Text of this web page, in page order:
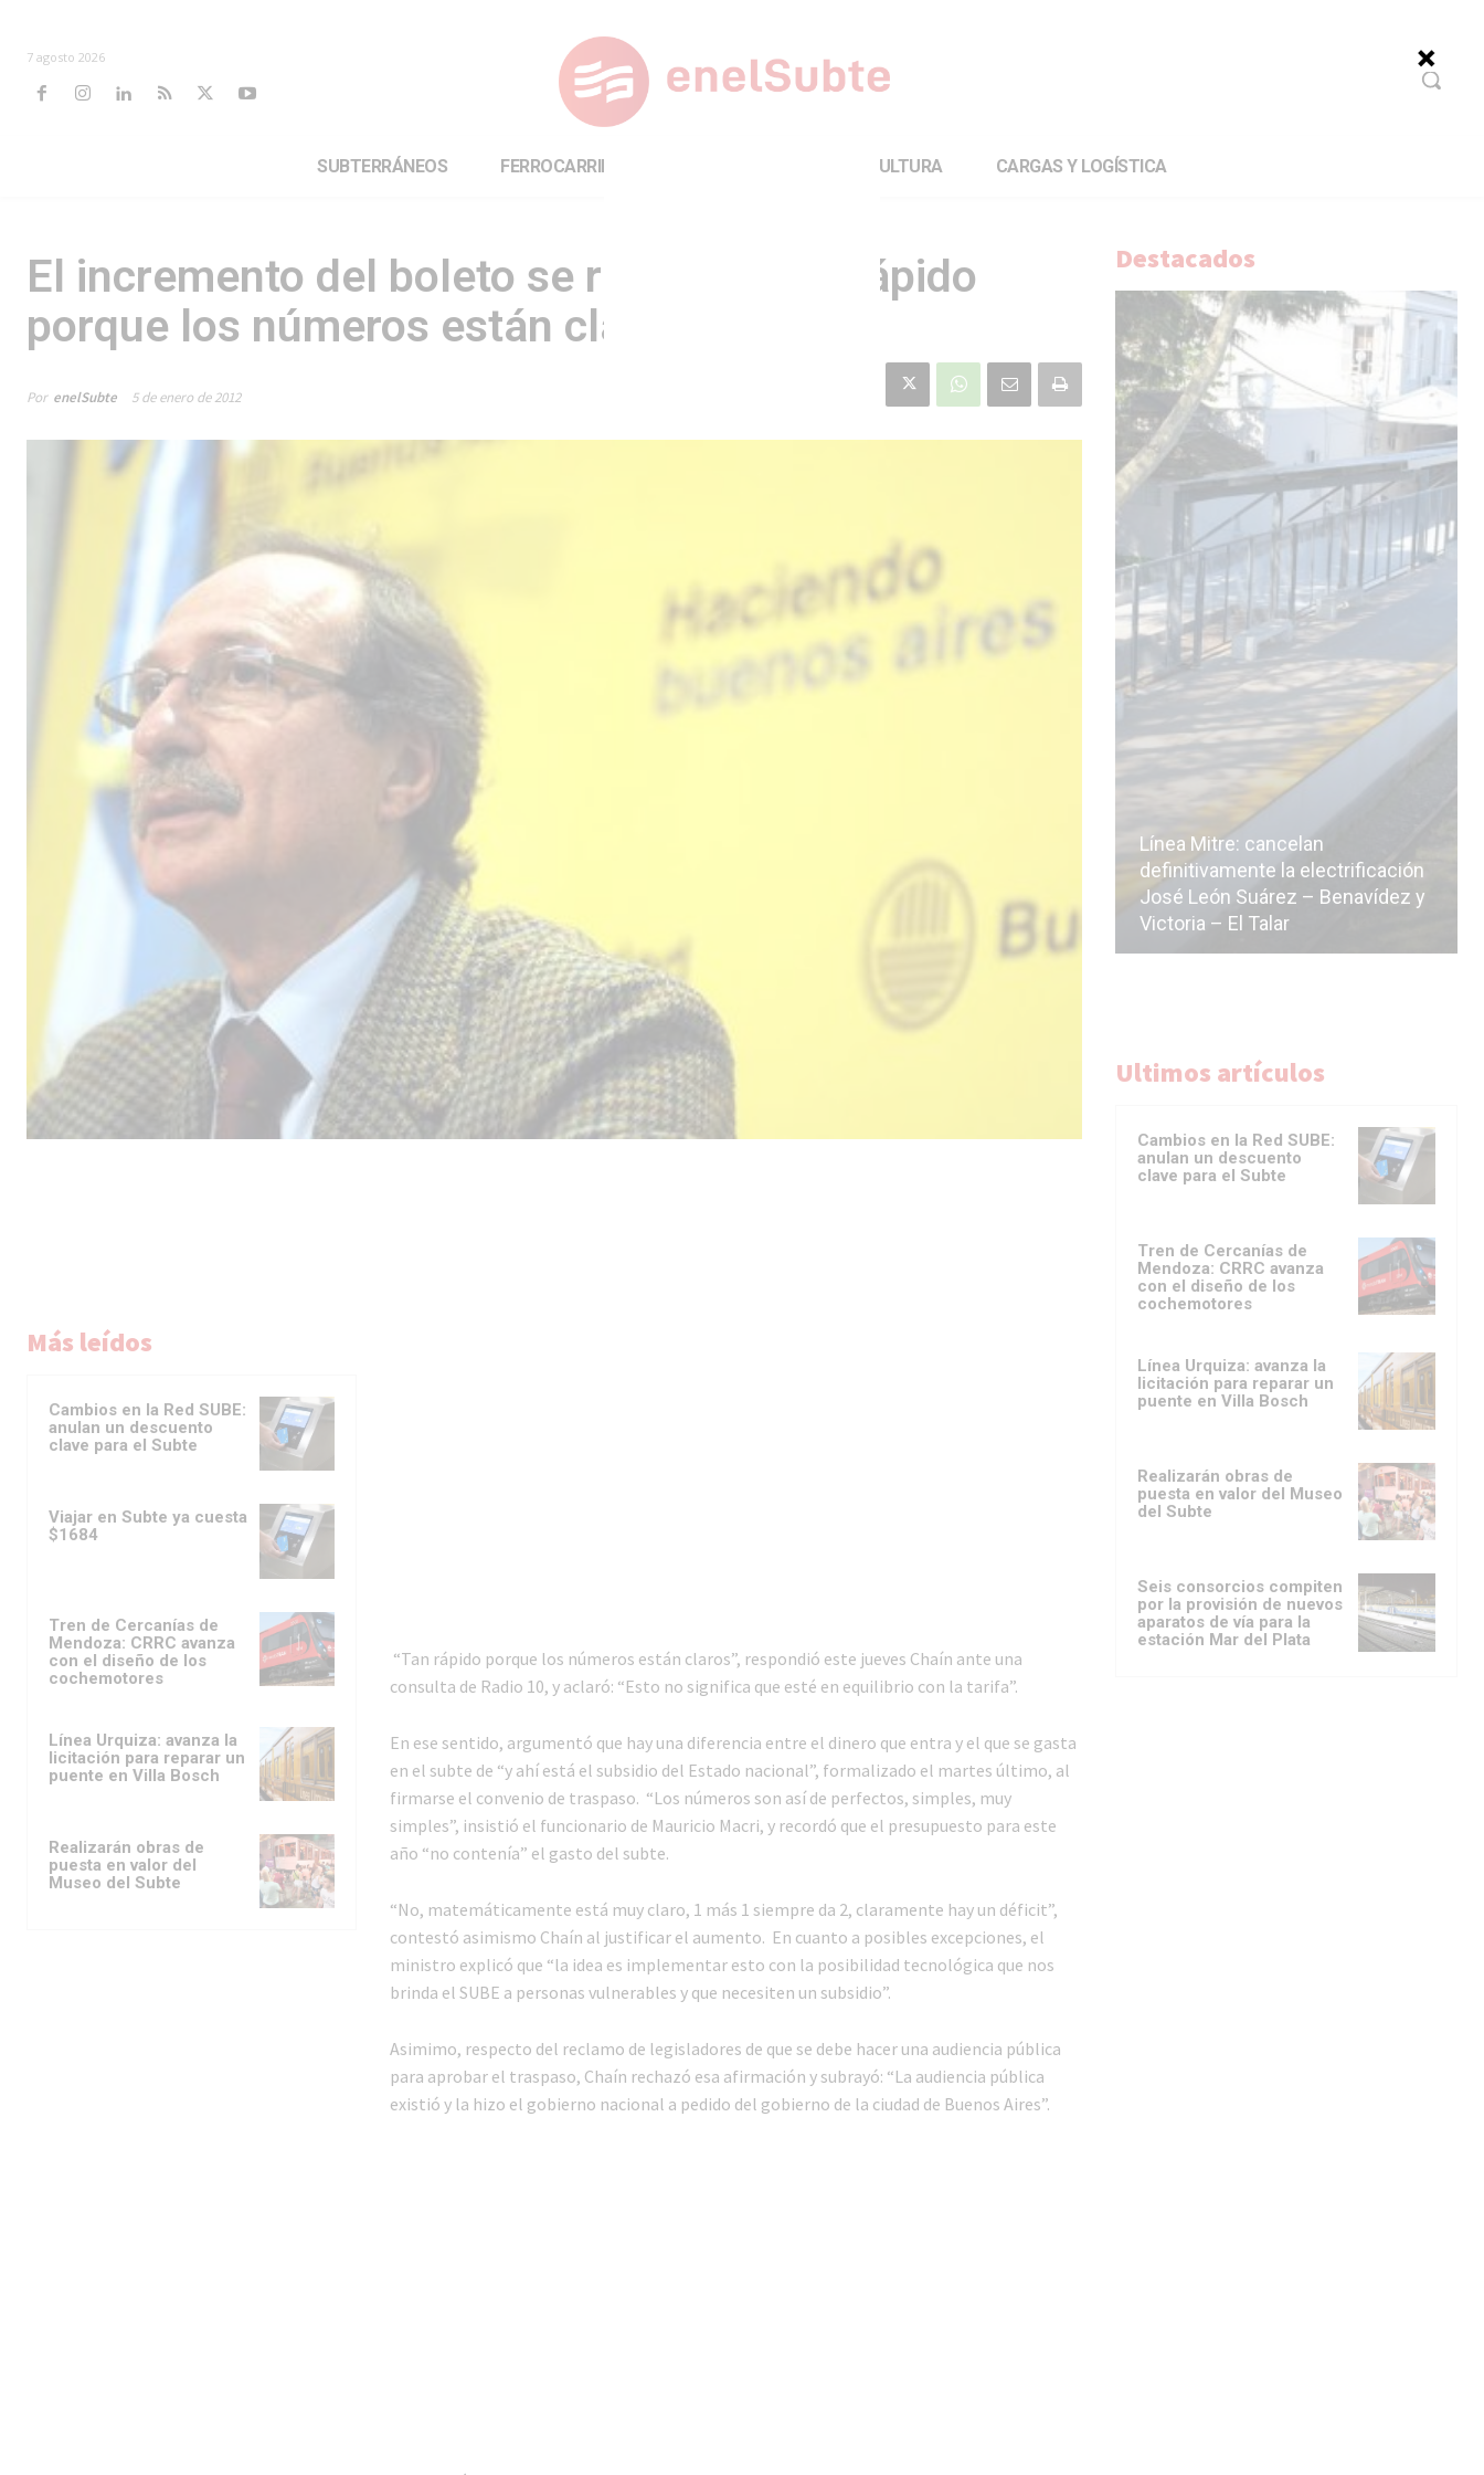
7 agosto 2026
SUBTERRÁNEOS FERROCARRILES CULTURA CARGAS Y LOGÍSTICA
El incremento del boleto se resolvió “tan rápido
porque los números están claros”
Por enelSubte 5 de enero de 2012
Más leídos
Cambios en la Red SUBE:
anulan un descuento
clave para el Subte
Viajar en Subte ya cuesta
$1684
Tren de Cercanías de
Mendoza: CRRC avanza
con el diseño de los
cochemotores
Línea Urquiza: avanza la
licitación para reparar un
puente en Villa Bosch
Realizarán obras de
puesta en valor del
Museo del Subte
“Tan rápido porque los números están claros”, respondió este jueves Chaín ante una
consulta de Radio 10, y aclaró: “Esto no significa que esté en equilibrio con la tarifa”.
En ese sentido, argumentó que hay una diferencia entre el dinero que entra y el que se gasta
en el subte de “y ahí está el subsidio del Estado nacional”, formalizado el martes último, al
firmarse el convenio de traspaso. “Los números son así de perfectos, simples, muy
simples”, insistió el funcionario de Mauricio Macri, y recordó que el presupuesto para este
año “no contenía” el gasto del subte.
“No, matemáticamente está muy claro, 1 más 1 siempre da 2, claramente hay un déficit”,
contestó asimismo Chaín al justificar el aumento. En cuanto a posibles excepciones, el
ministro explicó que “la idea es implementar esto con la posibilidad tecnológica que nos
brinda el SUBE a personas vulnerables y que necesiten un subsidio”.
Asimimo, respecto del reclamo de legisladores de que se debe hacer una audiencia pública
para aprobar el traspaso, Chaín rechazó esa afirmación y subrayó: “La audiencia pública
existió y la hizo el gobierno nacional a pedido del gobierno de la ciudad de Buenos Aires”.
Destacados
Malestar en el sector privado por
los cambios sin fin al proyecto de
la línea F
Línea Mitre: dieron oficialmente
de baja la construcción de la
Línea Mitre: cancelan
definitivamente la electrificación
José León Suárez – Benavídez y
Victoria – El Talar
Ultimos artículos
Cambios en la Red SUBE:
anulan un descuento
clave para el Subte
Tren de Cercanías de
Mendoza: CRRC avanza
con el diseño de los
cochemotores
Línea Urquiza: avanza la
licitación para reparar un
puente en Villa Bosch
Realizarán obras de
puesta en valor del Museo
del Subte
Seis consorcios compiten
por la provisión de nuevos
aparatos de vía para la
estación Mar del Plata